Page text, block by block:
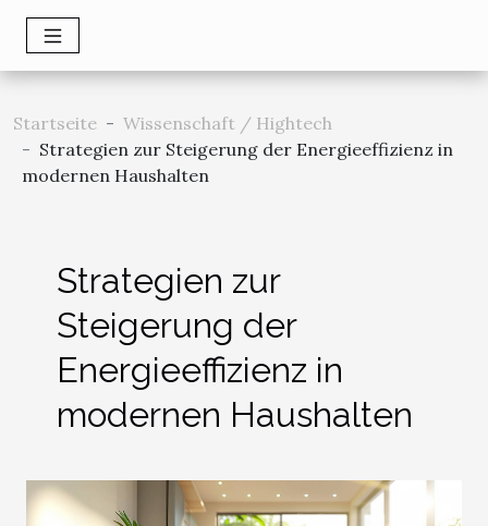
Startseite
Wissenschaft / Hightech
Strategien zur Steigerung der Energieeffizienz in
modernen Haushalten
Strategien zur
Steigerung der
Energieeffizienz in
modernen Haushalten